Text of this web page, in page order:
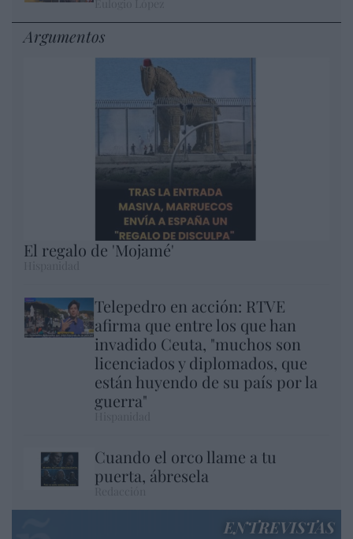
Argumentos
El regalo de 'Mojamé'
Telepedro en acción: RTVE
afirma que entre los que han
invadido Ceuta, "muchos son
licenciados y diplomados, que
están huyendo de su país por la
guerra"
Cuando el orco llame a tu
puerta, ábresela
ENTREVISTAS